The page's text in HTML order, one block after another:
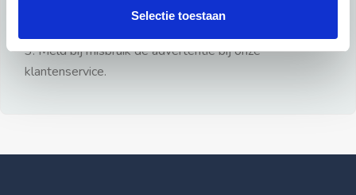
Selectie toestaan
3: Meld bij misbruik de advertentie bij onze
klantenservice.